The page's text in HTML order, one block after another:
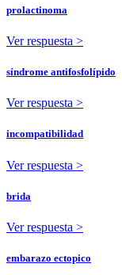
prolactinoma
Ver respuesta >
síndrome antifosfolípido
Ver respuesta >
incompatibilidad
Ver respuesta >
brida
Ver respuesta >
embarazo ectopico